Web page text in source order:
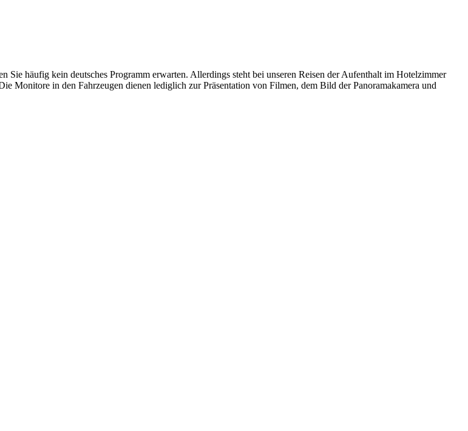
Sie häufig kein deutsches Programm erwarten. Allerdings steht bei unseren Reisen der Aufenthalt im Hotelzimmer
Monitore in den Fahrzeugen dienen lediglich zur Präsentation von Filmen, dem Bild der Panoramakamera und